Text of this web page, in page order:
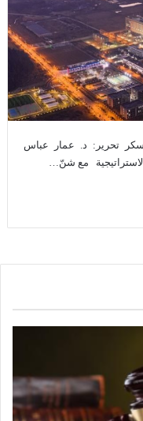
تحرير: د. عمار عباس
مع شنّ…